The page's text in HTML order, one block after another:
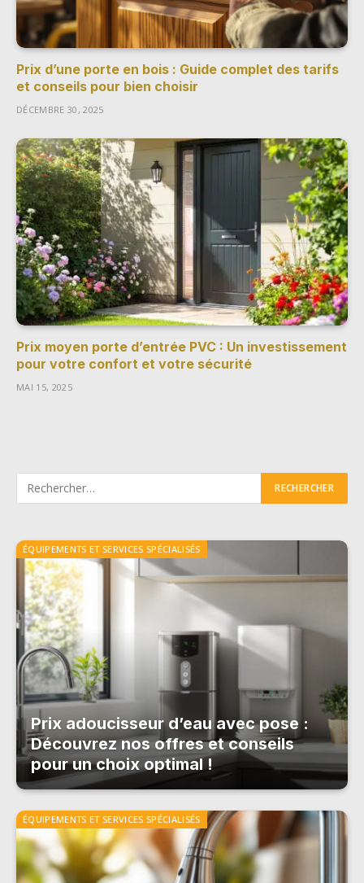
Prix d’une porte en bois : Guide complet des tarifs
et conseils pour bien choisir
DÉCEMBRE 30, 2025
Prix moyen porte d’entrée PVC : Un investissement
pour votre confort et votre sécurité
MAI 15, 2025
ÉQUIPEMENTS ET SERVICES SPÉCIALISÉS
Prix adoucisseur d’eau avec pose :
Découvrez nos offres et conseils
pour un choix optimal !
ÉQUIPEMENTS ET SERVICES SPÉCIALISÉS